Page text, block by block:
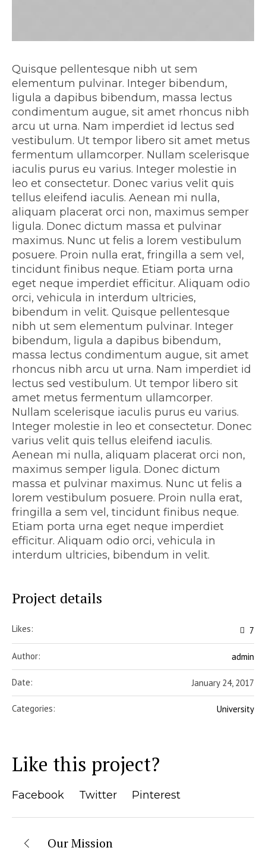
Quisque pellentesque nibh ut sem
elementum pulvinar. Integer bibendum,
ligula a dapibus bibendum, massa lectus
condimentum augue, sit amet rhoncus nibh
arcu ut urna. Nam imperdiet id lectus sed
vestibulum. Ut tempor libero sit amet metus
fermentum ullamcorper. Nullam scelerisque
iaculis purus eu varius. Integer molestie in
leo et consectetur. Donec varius velit quis
tellus eleifend iaculis. Aenean mi nulla,
aliquam placerat orci non, maximus semper
ligula. Donec dictum massa et pulvinar
maximus. Nunc ut felis a lorem vestibulum
posuere. Proin nulla erat, fringilla a sem vel,
tincidunt finibus neque. Etiam porta urna
eget neque imperdiet efficitur. Aliquam odio
orci, vehicula in interdum ultricies,
bibendum in velit. Quisque pellentesque
nibh ut sem elementum pulvinar. Integer
bibendum, ligula a dapibus bibendum,
massa lectus condimentum augue, sit amet
rhoncus nibh arcu ut urna. Nam imperdiet id
lectus sed vestibulum. Ut tempor libero sit
amet metus fermentum ullamcorper.
Nullam scelerisque iaculis purus eu varius.
Integer molestie in leo et consectetur. Donec
varius velit quis tellus eleifend iaculis.
Aenean mi nulla, aliquam placerat orci non,
maximus semper ligula. Donec dictum
massa et pulvinar maximus. Nunc ut felis a
lorem vestibulum posuere. Proin nulla erat,
fringilla a sem vel, tincidunt finibus neque.
Etiam porta urna eget neque imperdiet
efficitur. Aliquam odio orci, vehicula in
interdum ultricies, bibendum in velit.
Project details
Likes: 7
Author: admin
Date: January 24, 2017
Categories: University
Like this project?
Facebook Twitter Pinterest
Our Mission